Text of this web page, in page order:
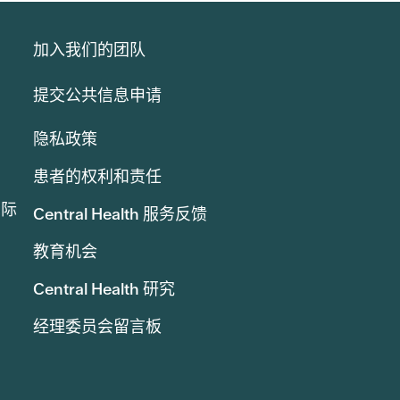
加入我们的团队
提交公共信息申请
隐私政策
患者的权利和责任
Central Health 服务反馈
教育机会
Central Health 研究
经理委员会留言板